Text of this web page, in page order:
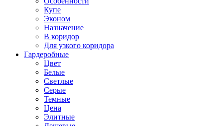
Купе
Эконом
Назначение
В коридор
Для узкого коридора
Гардеробные
Цвет
Белые
Светлые
Серые
Темные
Цена
Элитные